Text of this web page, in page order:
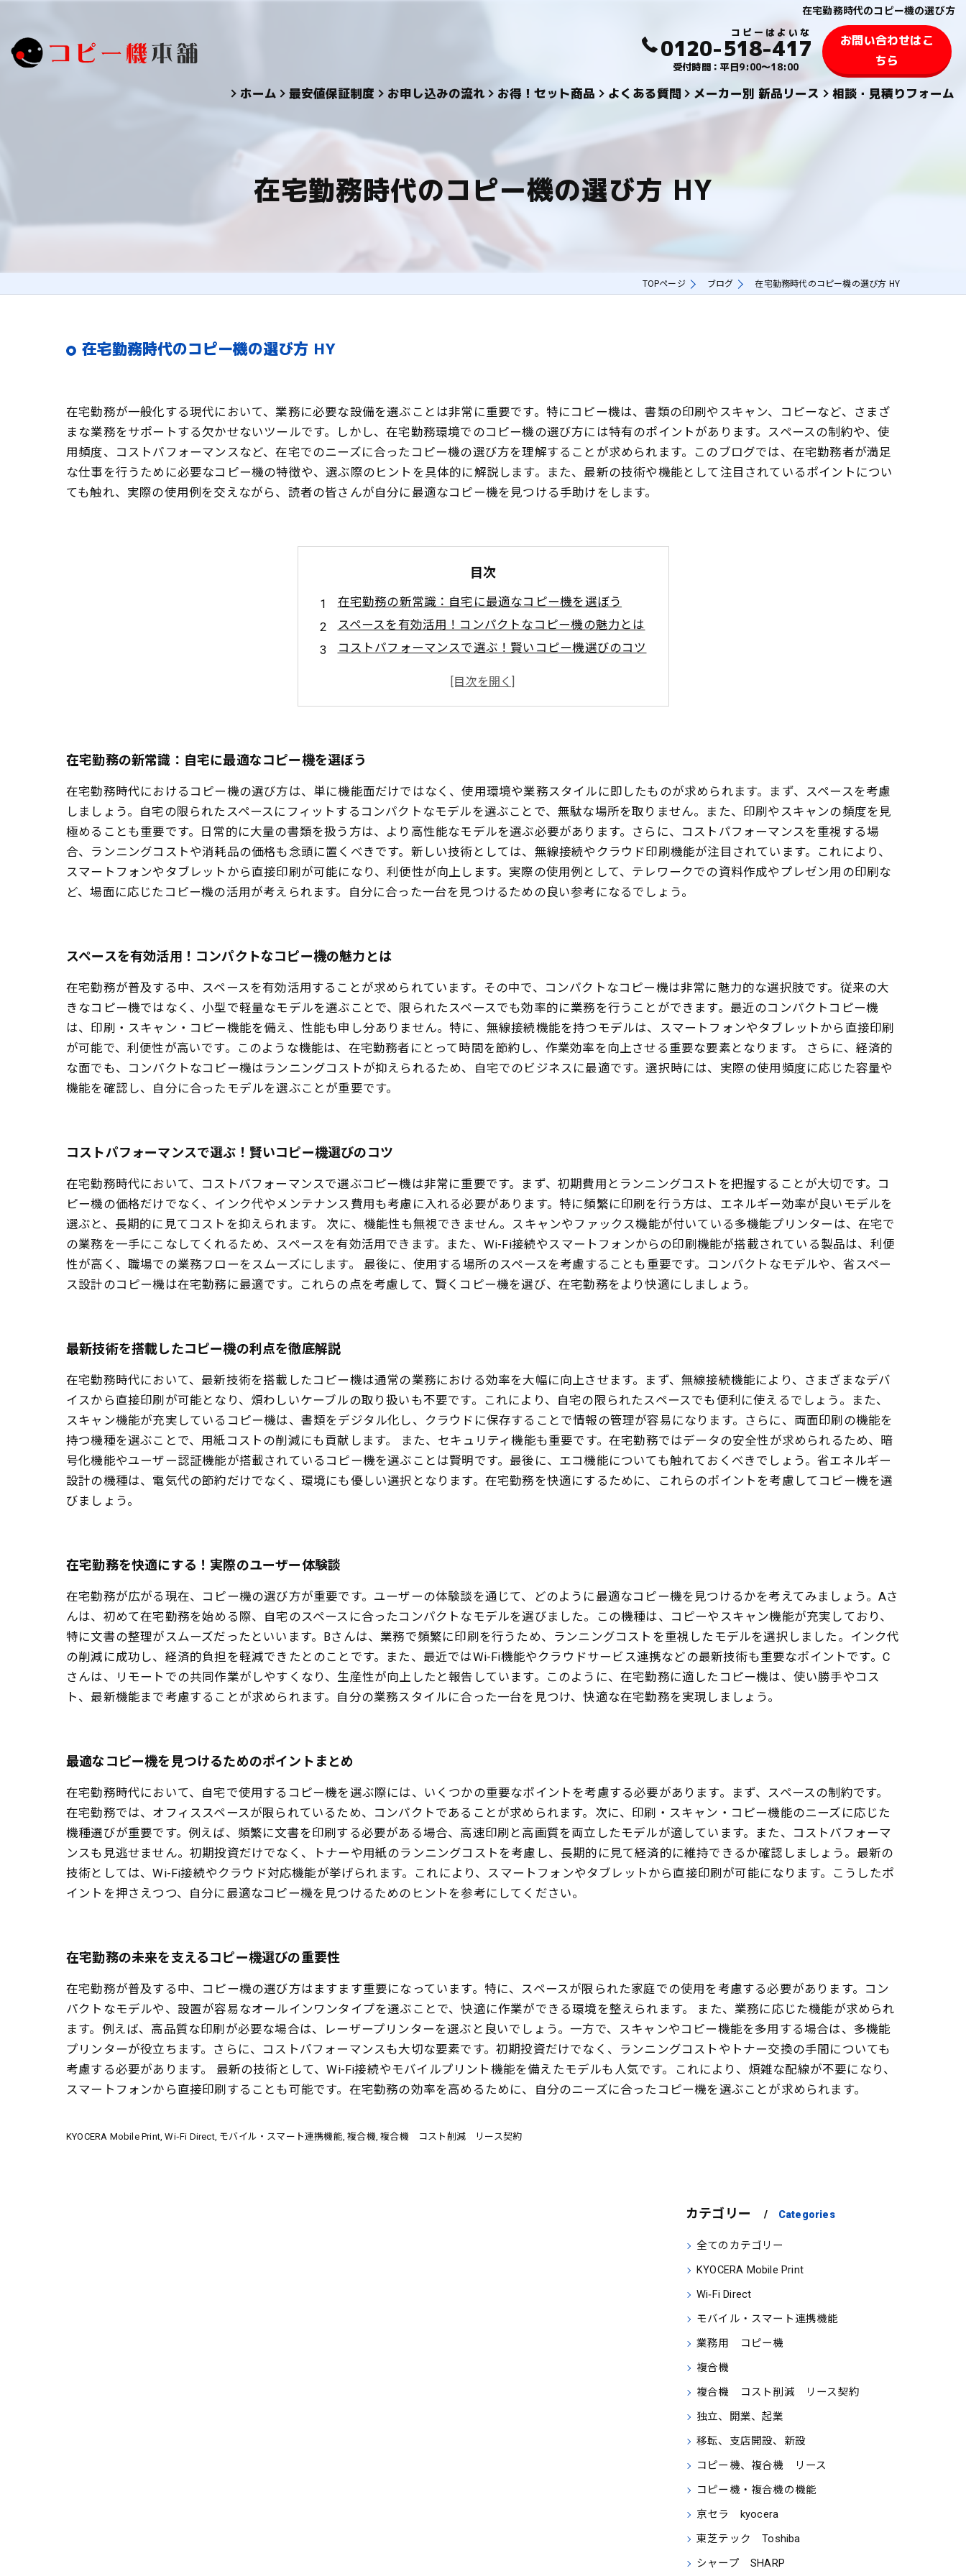
在宅勤務時代のコピー機の選び方
0120-518-417
受付時間：平日9:00～18:00
お問い合わせはこ
ちら
ホーム 最安値保証制度 お申し込みの流れ お得！セット商品 よくある質問 メーカー別 新品リース
SHARPシャープ
相談・見積りフォーム
在宅勤務時代のコピー機の選び方 HY
TOPページ ブログ 在宅勤務時代のコピー機の選び方 HY
在宅勤務時代のコピー機の選び方 HY
在宅勤務が一般化する現代において、業務に必要な設備を選ぶことは非常に重要です。特にコピー機は、書類の印刷やスキャン、コピーなど、さまざ
まな業務をサポートする欠かせないツールです。しかし、在宅勤務環境でのコピー機の選び方には特有のポイントがあります。スペースの制約や、使
用頻度、コストパフォーマンスなど、在宅でのニーズに合ったコピー機の選び方を理解することが求められます。このブログでは、在宅勤務者が満足
な仕事を行うために必要なコピー機の特徴や、選ぶ際のヒントを具体的に解説します。また、最新の技術や機能として注目されているポイントについ
ても触れ、実際の使用例を交えながら、読者の皆さんが自分に最適なコピー機を見つける手助けをします。
目次
在宅勤務の新常識：自宅に最適なコピー機を選ぼう
スペースを有効活用！コンパクトなコピー機の魅力とは
コストパフォーマンスで選ぶ！賢いコピー機選びのコツ
在宅勤務の新常識：自宅に最適なコピー機を選ぼう
在宅勤務時代におけるコピー機の選び方は、単に機能面だけではなく、使用環境や業務スタイルに即したものが求められます。まず、スペースを考慮
しましょう。自宅の限られたスペースにフィットするコンパクトなモデルを選ぶことで、無駄な場所を取りません。また、印刷やスキャンの頻度を見
極めることも重要です。日常的に大量の書類を扱う方は、より高性能なモデルを選ぶ必要があります。さらに、コストパフォーマンスを重視する場
合、ランニングコストや消耗品の価格も念頭に置くべきです。新しい技術としては、無線接続やクラウド印刷機能が注目されています。これにより、
スマートフォンやタブレットから直接印刷が可能になり、利便性が向上します。実際の使用例として、テレワークでの資料作成やプレゼン用の印刷な
ど、場面に応じたコピー機の活用が考えられます。自分に合った一台を見つけるための良い参考になるでしょう。
スペースを有効活用！コンパクトなコピー機の魅力とは
在宅勤務が普及する中、スペースを有効活用することが求められています。その中で、コンパクトなコピー機は非常に魅力的な選択肢です。従来の大
きなコピー機ではなく、小型で軽量なモデルを選ぶことで、限られたスペースでも効率的に業務を行うことができます。最近のコンパクトコピー機
は、印刷・スキャン・コピー機能を備え、性能も申し分ありません。特に、無線接続機能を持つモデルは、スマートフォンやタブレットから直接印刷
が可能で、利便性が高いです。このような機能は、在宅勤務者にとって時間を節約し、作業効率を向上させる重要な要素となります。 さらに、経済的
な面でも、コンパクトなコピー機はランニングコストが抑えられるため、自宅でのビジネスに最適です。選択時には、実際の使用頻度に応じた容量や
機能を確認し、自分に合ったモデルを選ぶことが重要です。
コストパフォーマンスで選ぶ！賢いコピー機選びのコツ
在宅勤務時代において、コストパフォーマンスで選ぶコピー機は非常に重要です。まず、初期費用とランニングコストを把握することが大切です。コ
ピー機の価格だけでなく、インク代やメンテナンス費用も考慮に入れる必要があります。特に頻繁に印刷を行う方は、エネルギー効率が良いモデルを
選ぶと、長期的に見てコストを抑えられます。 次に、機能性も無視できません。スキャンやファックス機能が付いている多機能プリンターは、在宅で
の業務を一手にこなしてくれるため、スペースを有効活用できます。また、Wi-Fi接続やスマートフォンからの印刷機能が搭載されている製品は、利便
性が高く、職場での業務フローをスムーズにします。 最後に、使用する場所のスペースを考慮することも重要です。コンパクトなモデルや、省スペー
ス設計のコピー機は在宅勤務に最適です。これらの点を考慮して、賢くコピー機を選び、在宅勤務をより快適にしましょう。
最新技術を搭載したコピー機の利点を徹底解説
在宅勤務時代において、最新技術を搭載したコピー機は通常の業務における効率を大幅に向上させます。まず、無線接続機能により、さまざまなデバ
イスから直接印刷が可能となり、煩わしいケーブルの取り扱いも不要です。これにより、自宅の限られたスペースでも便利に使えるでしょう。また、
スキャン機能が充実しているコピー機は、書類をデジタル化し、クラウドに保存することで情報の管理が容易になります。さらに、両面印刷の機能を
持つ機種を選ぶことで、用紙コストの削減にも貢献します。 また、セキュリティ機能も重要です。在宅勤務ではデータの安全性が求められるため、暗
号化機能やユーザー認証機能が搭載されているコピー機を選ぶことは賢明です。最後に、エコ機能についても触れておくべきでしょう。省エネルギー
設計の機種は、電気代の節約だけでなく、環境にも優しい選択となります。在宅勤務を快適にするために、これらのポイントを考慮してコピー機を選
びましょう。
在宅勤務を快適にする！実際のユーザー体験談
在宅勤務が広がる現在、コピー機の選び方が重要です。ユーザーの体験談を通じて、どのように最適なコピー機を見つけるかを考えてみましょう。Aさ
んは、初めて在宅勤務を始める際、自宅のスペースに合ったコンパクトなモデルを選びました。この機種は、コピーやスキャン機能が充実しており、
特に文書の整理がスムーズだったといいます。Bさんは、業務で頻繁に印刷を行うため、ランニングコストを重視したモデルを選択しました。インク代
の削減に成功し、経済的負担を軽減できたとのことです。また、最近ではWi-Fi機能やクラウドサービス連携などの最新技術も重要なポイントです。C
さんは、リモートでの共同作業がしやすくなり、生産性が向上したと報告しています。このように、在宅勤務に適したコピー機は、使い勝手やコス
ト、最新機能まで考慮することが求められます。自分の業務スタイルに合った一台を見つけ、快適な在宅勤務を実現しましょう。
最適なコピー機を見つけるためのポイントまとめ
在宅勤務時代において、自宅で使用するコピー機を選ぶ際には、いくつかの重要なポイントを考慮する必要があります。まず、スペースの制約です。
在宅勤務では、オフィススペースが限られているため、コンパクトであることが求められます。次に、印刷・スキャン・コピー機能のニーズに応じた
機種選びが重要です。例えば、頻繁に文書を印刷する必要がある場合、高速印刷と高画質を両立したモデルが適しています。また、コストパフォーマ
ンスも見逃せません。初期投資だけでなく、トナーや用紙のランニングコストを考慮し、長期的に見て経済的に維持できるか確認しましょう。最新の
技術としては、Wi-Fi接続やクラウド対応機能が挙げられます。これにより、スマートフォンやタブレットから直接印刷が可能になります。こうしたポ
イントを押さえつつ、自分に最適なコピー機を見つけるためのヒントを参考にしてください。
在宅勤務の未来を支えるコピー機選びの重要性
在宅勤務が普及する中、コピー機の選び方はますます重要になっています。特に、スペースが限られた家庭での使用を考慮する必要があります。コン
パクトなモデルや、設置が容易なオールインワンタイプを選ぶことで、快適に作業ができる環境を整えられます。 また、業務に応じた機能が求められ
ます。例えば、高品質な印刷が必要な場合は、レーザープリンターを選ぶと良いでしょう。一方で、スキャンやコピー機能を多用する場合は、多機能
プリンターが役立ちます。さらに、コストパフォーマンスも大切な要素です。初期投資だけでなく、ランニングコストやトナー交換の手間についても
考慮する必要があります。 最新の技術として、Wi-Fi接続やモバイルプリント機能を備えたモデルも人気です。これにより、煩雑な配線が不要になり、
スマートフォンから直接印刷することも可能です。在宅勤務の効率を高めるために、自分のニーズに合ったコピー機を選ぶことが求められます。
KYOCERA Mobile Print Wi‑Fi Direct モバイル・スマート連携機能 複合機 複合機 コスト削減 リース契約
カテゴリー Categories
全てのカテゴリー
KYOCERA Mobile Print
Wi‑Fi Direct
モバイル・スマート連携機能
業務用 コピー機
複合機
複合機 コスト削減 リース契約
独立、開業、起業
移転、支店開設、新設
コピー機、複合機 リース
コピー機・複合機の機能
京セラ kyocera
東芝テック Toshiba
シャープ SHARP